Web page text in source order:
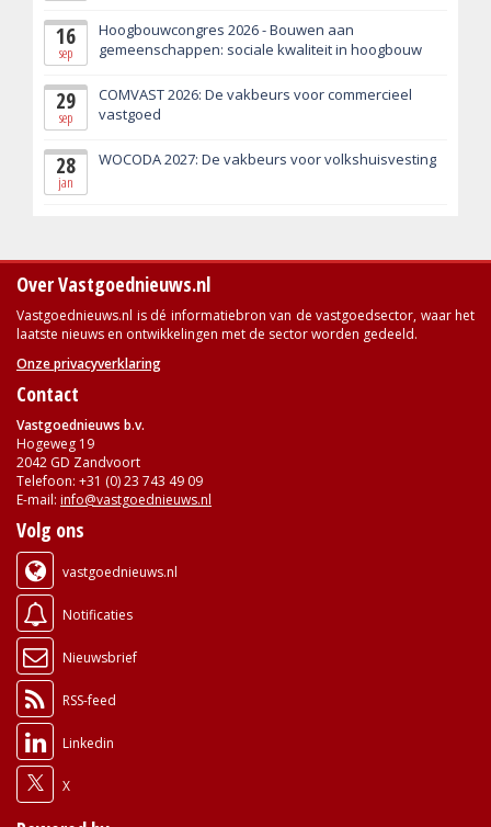
16
sep
Hoogbouwcongres 2026 - Bouwen aan
gemeenschappen: sociale kwaliteit in hoogbouw
29
sep
COMVAST 2026: De vakbeurs voor commercieel
vastgoed
28
jan
WOCODA 2027: De vakbeurs voor volkshuisvesting
Over Vastgoednieuws.nl
Vastgoednieuws.nl is dé informatiebron van de vastgoedsector, waar het
laatste nieuws en ontwikkelingen met de sector worden gedeeld.
Onze privacyverklaring
Contact
Vastgoednieuws b.v.
Hogeweg 19
2042 GD Zandvoort
Telefoon: +31 (0) 23 743 49 09
E-mail: info@vastgoednieuws.nl
Volg ons
vastgoednieuws.nl
Notificaties
Nieuwsbrief
RSS-feed
Linkedin
X